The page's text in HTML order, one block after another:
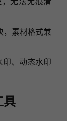
，素材格式兼
、动态水印
具